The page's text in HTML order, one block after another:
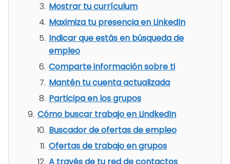
Mostrar tu currículum
Maximiza tu presencia en LinkedIn
Indicar que estás en búsqueda de
empleo
Comparte información sobre ti
Mantén tu cuenta actualizada
Participa en los grupos
Cómo buscar trabajo en LindkedIn
Buscador de ofertas de empleo
Ofertas de trabajo en grupos